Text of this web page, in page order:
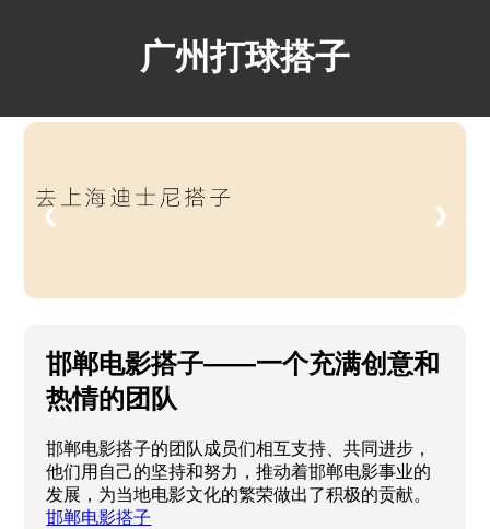
广州打球搭子
❮ ❯
邯郸电影搭子——一个充满创意和
热情的团队
邯郸电影搭子的团队成员们相互支持、共同进步，
他们用自己的坚持和努力，推动着邯郸电影事业的
发展，为当地电影文化的繁荣做出了积极的贡献。
邯郸电影搭子